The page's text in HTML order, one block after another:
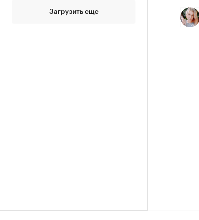
Загрузить еще